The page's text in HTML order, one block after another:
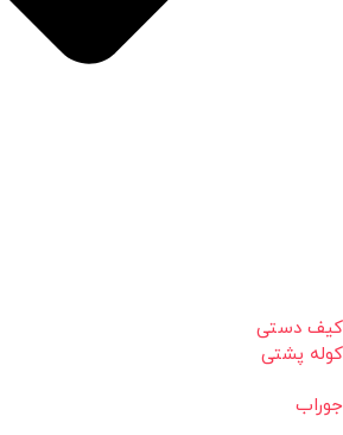
کیف دستی
کوله پشتی
جوراب